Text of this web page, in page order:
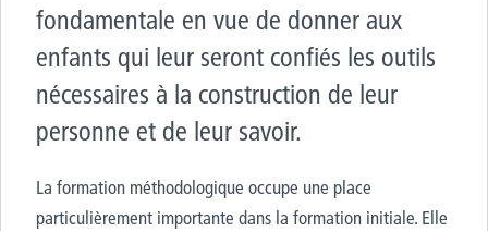
fondamentale en vue de donner aux
enfants qui leur seront confiés les outils
nécessaires à la construction de leur
personne et de leur savoir.
La formation méthodologique occupe une place
particulièrement importante dans la formation initiale. Elle